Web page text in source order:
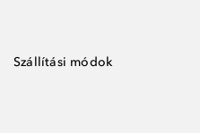
Szállítási módok